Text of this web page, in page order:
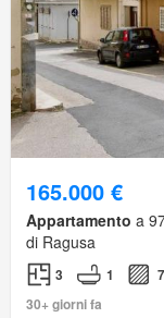
165.000 €
Appartamento a
di Ragusa
3 1
30+ giorni fa